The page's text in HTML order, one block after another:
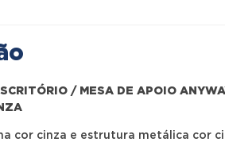
/ MESA DE APOIO
cor cinza e estrutura metálica cor